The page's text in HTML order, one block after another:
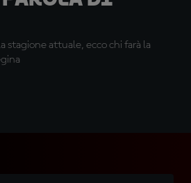
stagione attuale, ecco chi farà la